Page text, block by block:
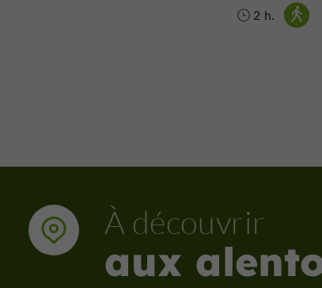
Marche à pied :
2 h.
À découvrir
aux